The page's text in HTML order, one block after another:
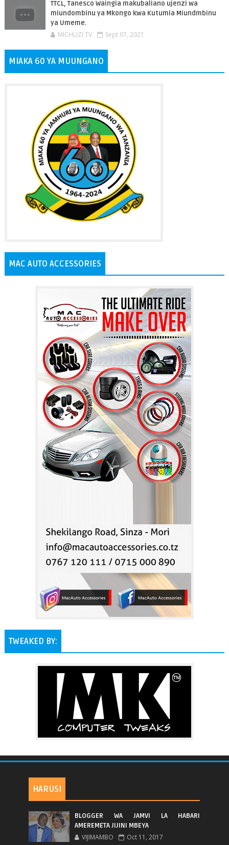
TTCL, Tanesco Waingia makubaliano ujenzi wa
miundombinu ya Mkongo kwa Kutumia Miundmbinu
ya Umeme.
MICHUZI TV Sept 07, 2021
MIAKA 60 YA MUUNGANO
MAC AUTO ACCESSORIES
TWEAKED BY:
HARUSI
BLOGGER WA JAMVI LA HABARI
AMEREMETA JIJINI MBEYA
VIJIMAMBO Oct 11, 2017